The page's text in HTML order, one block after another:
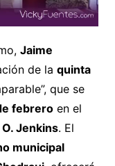
Jaime
de la quinta
que se
febreroen el
Jenkins. El
municipal